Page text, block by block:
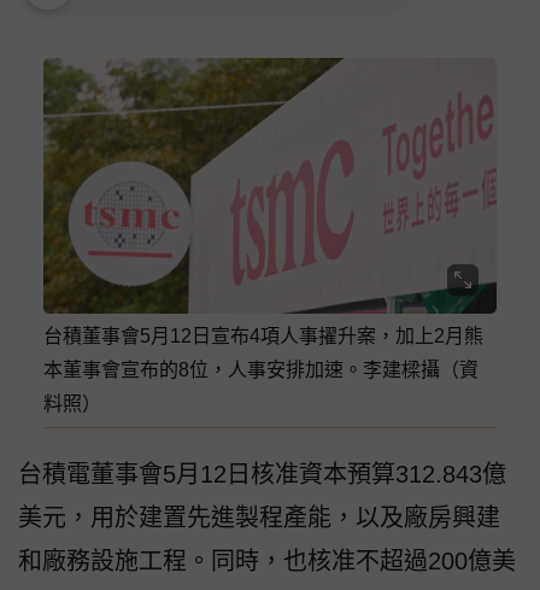
台積董事會5月12日宣布4項人事擢升案，加上2月熊
本董事會宣布的8位，人事安排加速。李建樑攝（資
料照）
台積電董事會5月12日核准資本預算312.843億
美元，用於建置先進製程產能，以及廠房興建
和廠務設施工程。同時，也核准不超過200億美